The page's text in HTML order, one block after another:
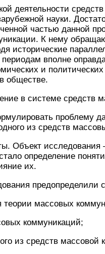
деятельности
науки.
частью данной
К нему
исторические
периодам вполне
и
обществе.
в системе средств
проблему
из средств
Объект исследования
определение
их.
предопределили
теории массовых
коммуникаций;
из средств массовой